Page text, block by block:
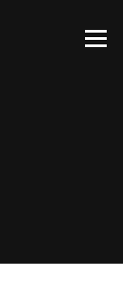
Menu